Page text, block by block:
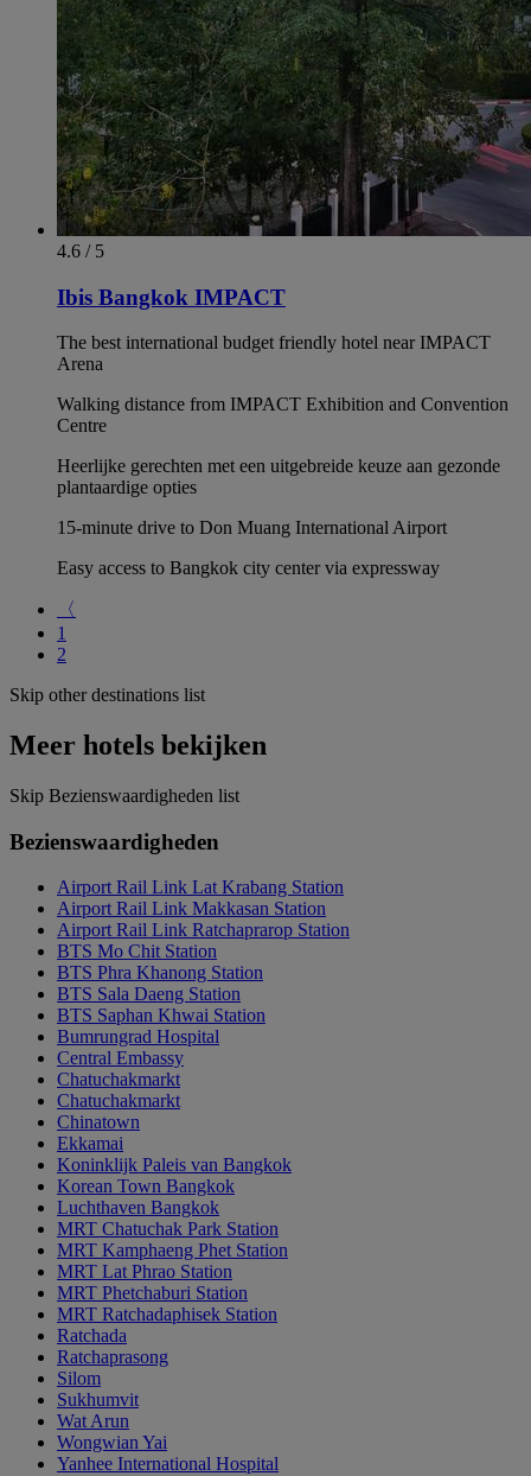
4.6 / 5
Ibis Bangkok IMPACT
The best international budget friendly hotel near IMPACT
Arena
Walking distance from IMPACT Exhibition and Convention
Centre
Heerlijke gerechten met een uitgebreide keuze aan gezonde
plantaardige opties
15-minute drive to Don Muang International Airport
Easy access to Bangkok city center via expressway
〈
1
2
Skip other destinations list
Meer hotels bekijken
Skip Bezienswaardigheden list
Bezienswaardigheden
Airport Rail Link Lat Krabang Station
Airport Rail Link Makkasan Station
Airport Rail Link Ratchaprarop Station
BTS Mo Chit Station
BTS Phra Khanong Station
BTS Sala Daeng Station
BTS Saphan Khwai Station
Bumrungrad Hospital
Central Embassy
Chatuchakmarkt
Chatuchakmarkt
Chinatown
Ekkamai
Koninklijk Paleis van Bangkok
Korean Town Bangkok
Luchthaven Bangkok
MRT Chatuchak Park Station
MRT Kamphaeng Phet Station
MRT Lat Phrao Station
MRT Phetchaburi Station
MRT Ratchadaphisek Station
Ratchada
Ratchaprasong
Silom
Sukhumvit
Wat Arun
Wongwian Yai
Yanhee International Hospital